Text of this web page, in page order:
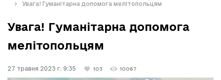
Увага! Гуманітарна допомога мелітопольцям
Увага! Гуманітарна допомога
мелітопольцям
27 травня 2023 г. 9:35 103 10067